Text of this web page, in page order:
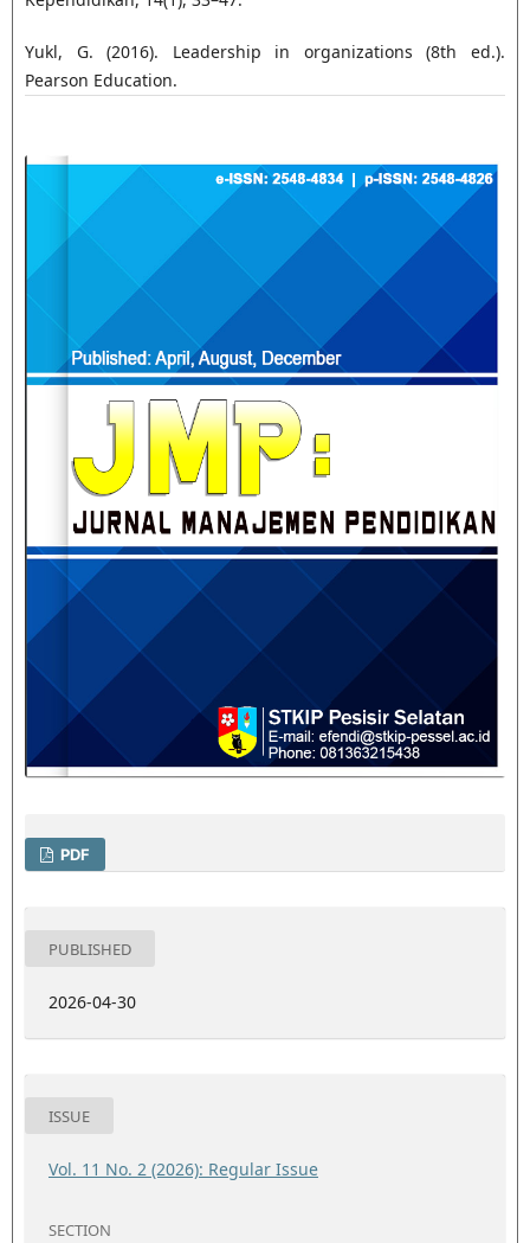
Yukl, G. (2016). Leadership in organizations (8th ed.).
Pearson Education.
PDF
PUBLISHED
2026-04-30
ISSUE
Vol. 11 No. 2 (2026): Regular Issue
SECTION